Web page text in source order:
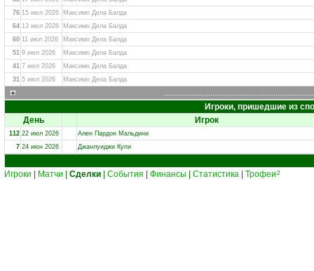
76 15 июл 2026
Максимо Дела Балда
64 13 июл 2026
Максимо Дела Балда
60 11 июл 2026
Максимо Дела Балда
51 9 июл 2026
Максимо Дела Балда
41 7 июл 2026
Максимо Дела Балда
31 5 июл 2026 Максимо Дела Балда
Игроки, пришедшие из
День
Игрок
112 22 июл 2026
Ален Пардон Мальдини
7 24 июн 2026 Джанлуиджи Купи
Игроки Матчи Сделки События Финансы Статистика Трофеи 2